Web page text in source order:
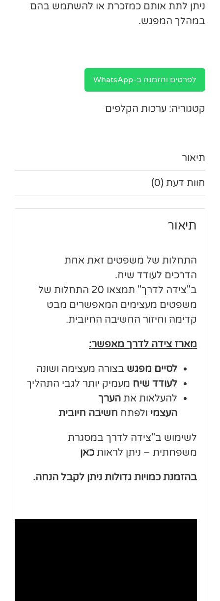
ניתן לתת אותם כמזכרת או להשתמש בהם
במהלך המפגש.
לפרטים והזמנה ב-WhatsApp
קטגוריה: ערכות הקלפים
תיאור
חוות דעת (0)
תיאור
התחלות של משפטים זאת אחת
הדרכים לעודד שיח.
ב"צידה לדרך" תמצאו 20 התחלות של
משפטים מעצימים המאפשרים מבט
קדימה וחיזור החשיבה החיובית.
מארז צידה לדרך מאפשר:
לסיים מפגש בצורה מעצימה ושונה
לעודד שיח מעמיק יותר לגבי התהליך
להעלאות את הערך
העצמי ולפתח חשיבה חיובית
לשימוש ב"צידה לדרך במסגרת
משפחתית – ניתן לראות כאן
בהזמנת כמויות גדולות ניתן לקבל הנחה.